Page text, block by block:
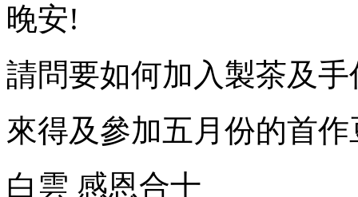
晚安!
請問要如何加入製茶及
來得及參加五月份的首作
白雲 感恩合十